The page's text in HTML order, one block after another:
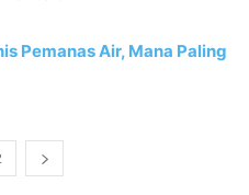
Pemanas Air, Mana Paling